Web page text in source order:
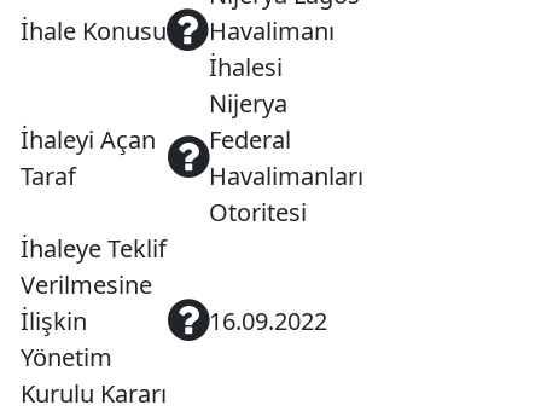
İhale Konusu
Havalimanı
İhalesi
İhaleyi Açan
Taraf
Nijerya
Federal
Havalimanları
Otoritesi
İhaleye Teklif
Verilmesine
İlişkin
Yönetim
Kurulu Kararı
16.09.2022